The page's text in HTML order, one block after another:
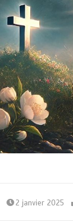
2 janvier 2025